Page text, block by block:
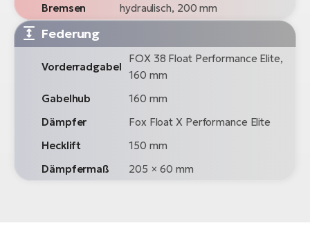
Bremsen
hydraulisch, 200 mm
Federung
Vorderradgabel
FOX 38 Float Performance Elite,
160 mm
Gabelhub
160 mm
Dämpfer
Fox Float X Performance Elite
Hecklift
150 mm
Dämpfermaß
205 × 60 mm